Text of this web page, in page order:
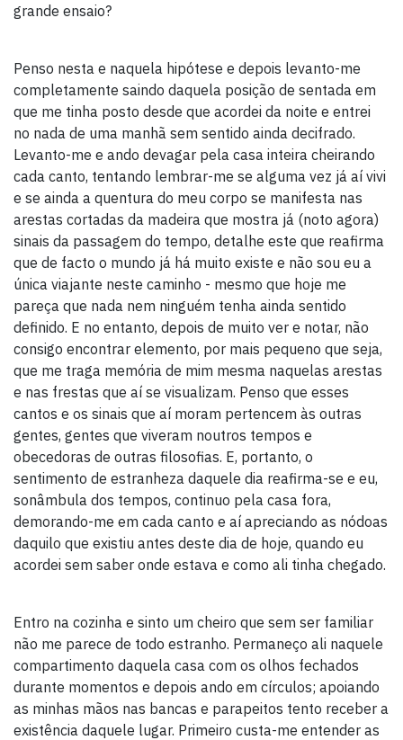
grande ensaio?
Penso nesta e naquela hipótese e depois levanto-me
completamente saindo daquela posição de sentada em
que me tinha posto desde que acordei da noite e entrei
no nada de uma manhã sem sentido ainda decifrado.
Levanto-me e ando devagar pela casa inteira cheirando
cada canto, tentando lembrar-me se alguma vez já aí vivi
e se ainda a quentura do meu corpo se manifesta nas
arestas cortadas da madeira que mostra já (noto agora)
sinais da passagem do tempo, detalhe este que reafirma
que de facto o mundo já há muito existe e não sou eu a
única viajante neste caminho - mesmo que hoje me
pareça que nada nem ninguém tenha ainda sentido
definido. E no entanto, depois de muito ver e notar, não
consigo encontrar elemento, por mais pequeno que seja,
que me traga memória de mim mesma naquelas arestas
e nas frestas que aí se visualizam. Penso que esses
cantos e os sinais que aí moram pertencem às outras
gentes, gentes que viveram noutros tempos e
obecedoras de outras filosofias. E, portanto, o
sentimento de estranheza daquele dia reafirma-se e eu,
sonâmbula dos tempos, continuo pela casa fora,
demorando-me em cada canto e aí apreciando as nódoas
daquilo que existiu antes deste dia de hoje, quando eu
acordei sem saber onde estava e como ali tinha chegado.
Entro na cozinha e sinto um cheiro que sem ser familiar
não me parece de todo estranho. Permaneço ali naquele
compartimento daquela casa com os olhos fechados
durante momentos e depois ando em círculos; apoiando
as minhas mãos nas bancas e parapeitos tento receber a
existência daquele lugar. Primeiro custa-me entender as